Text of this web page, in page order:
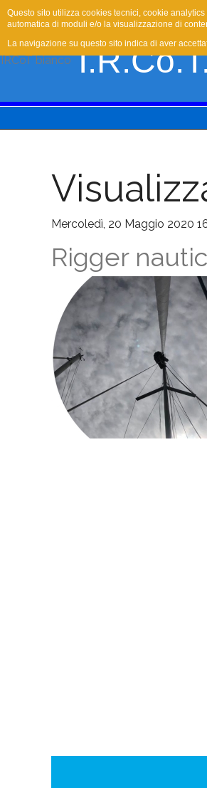
Mercoledì, 20 Maggio 2020
Rigger
Questo sito utilizza cookies tecnici, cookie
automatica di moduli e/o la visualizzazione di
La navigazione su questo sito indica di aver